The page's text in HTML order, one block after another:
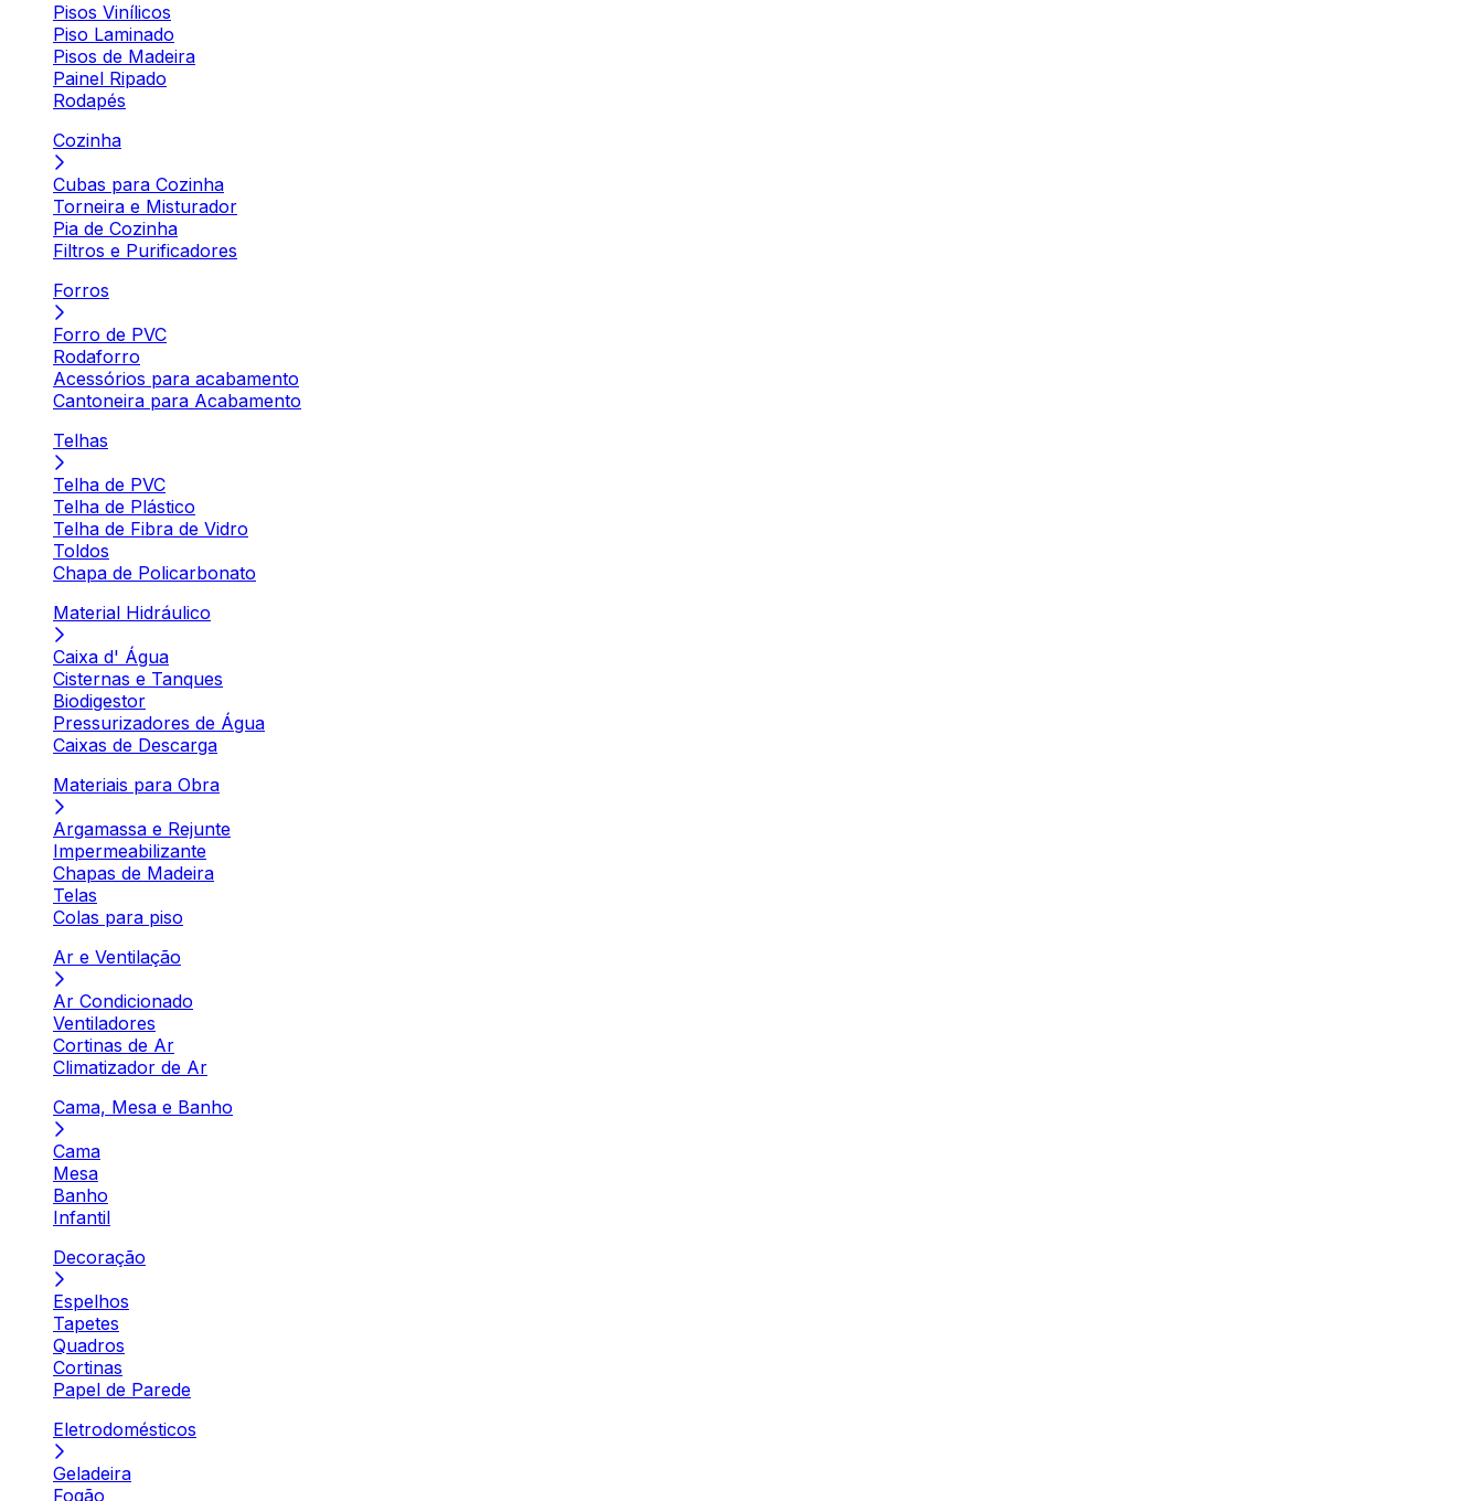
Pisos Vinílicos
Piso Laminado
Pisos de Madeira
Painel Ripado
Rodapés
Cozinha
Cubas para Cozinha
Torneira e Misturador
Pia de Cozinha
Filtros e Purificadores
Forros
Forro de PVC
Rodaforro
Acessórios para acabamento
Cantoneira para Acabamento
Telhas
Telha de PVC
Telha de Plástico
Telha de Fibra de Vidro
Toldos
Chapa de Policarbonato
Material Hidráulico
Caixa d' Água
Cisternas e Tanques
Biodigestor
Pressurizadores de Água
Caixas de Descarga
Materiais para Obra
Argamassa e Rejunte
Impermeabilizante
Chapas de Madeira
Telas
Colas para piso
Ar e Ventilação
Ar Condicionado
Ventiladores
Cortinas de Ar
Climatizador de Ar
Cama, Mesa e Banho
Cama
Mesa
Banho
Infantil
Decoração
Espelhos
Tapetes
Quadros
Cortinas
Papel de Parede
Eletrodomésticos
Geladeira
Fogão